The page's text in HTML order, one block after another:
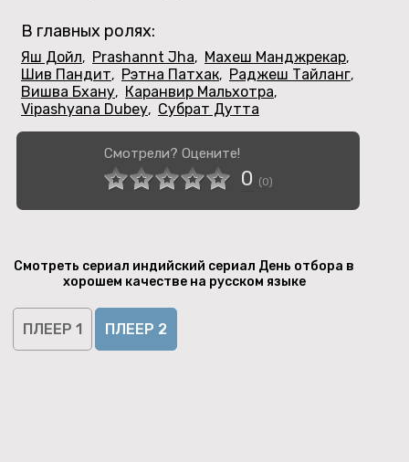
В главных ролях:
Яш Дойл, Prashannt Jha, Махеш Манджрекар,
Шив Пандит, Рэтна Патхак, Раджеш Тайланг,
Вишва Бхану, Каранвир Мальхотра,
Vipashyana Dubey, Субрат Дутта
Смотрели? Оцените!
0 (0)
Смотреть сериал индийский сериал День отбора в
хорошем качестве на русском языке
ПЛЕЕР 1 ПЛЕЕР 2